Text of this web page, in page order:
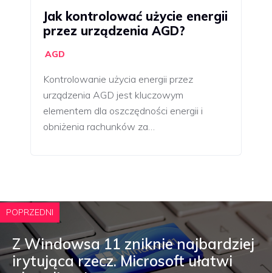
Jak kontrolować użycie energii
przez urządzenia AGD?
AGD
Kontrolowanie użycia energii przez
urządzenia AGD jest kluczowym
elementem dla oszczędności energii i
obniżenia rachunków za…
POPRZEDNI
Z Windowsa 11 zniknie najbardziej
irytująca rzecz. Microsoft ułatwi